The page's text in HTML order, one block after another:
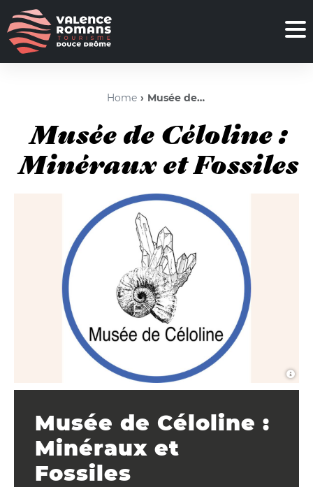
Home Musée de Céloline : Minéraux et Fossiles
Musée de Céloline :
Minéraux et Fossiles
Musée de Céloline :
Minéraux et
Fossiles